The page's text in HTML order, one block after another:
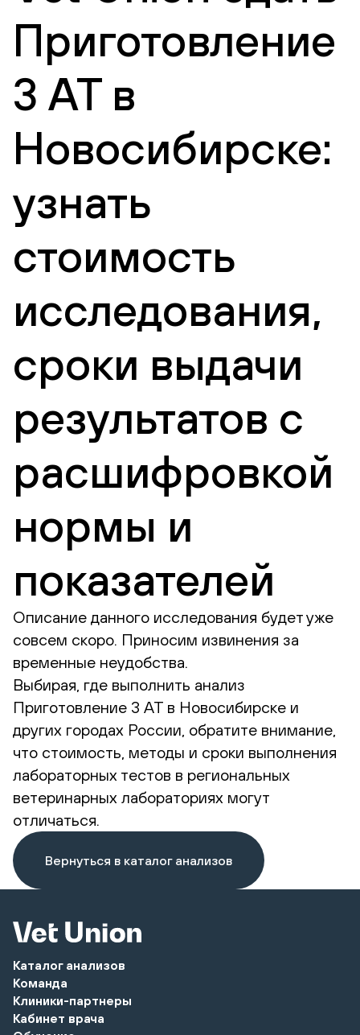
Приготовление
3 АТ в
Новосибирске:
узнать
стоимость
исследования,
сроки выдачи
результатов с
расшифровкой
нормы и
показателей
Описание данного исследования будет уже
совсем скоро. Приносим извинения за
временные неудобства.
Выбирая, где выполнить анализ
Приготовление 3 АТ в Новосибирске и
других городах России, обратите внимание,
что стоимость, методы и сроки выполнения
лабораторных тестов в региональных
ветеринарных лабораториях могут
отличаться.
Вернуться в каталог анализов
Каталог анализов
Команда
Клиники-партнеры
Кабинет врача